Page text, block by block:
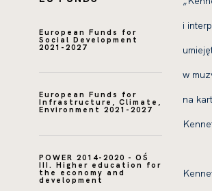
European Funds for
Social Development
2021-2027
European Funds for
Infrastructure, Climate,
Environment 2021-2027
POWER 2014-2020 - OŚ
III. Higher education for
the economy and
development
i
w
na